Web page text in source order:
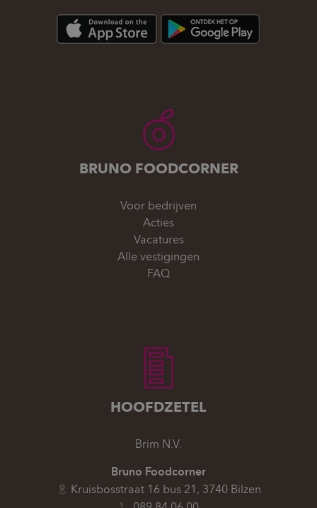
BRUNO FOODCORNER
Voor bedrijven
Acties
Vacatures
Alle vestigingen
FAQ
HOOFDZETEL
Brim N.V.
Bruno Foodcorner
Kruisbosstraat 16 bus 21, 3740 Bilzen